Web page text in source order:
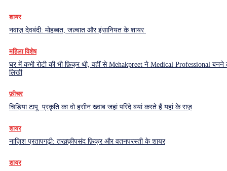
शायर
नवाज़ देवबंदी: मोहब्बत, जज़्बात और इंसानियत के शायर
महिला विशेष
घर में कभी रोटी की भी फ़िक्र थी, वहीं से Mehakpreet ने Medical Professional बनने
लिखी
फ़ीचर
चिड़िया टापू: प्रकृति का वो हसीन ख्वाब जहां परिंदे बयां करते हैं यहां के राज़
शायर
नाज़िश प्रतापगढ़ी: तरक़्क़ीपसंद फ़िक्र और वतनपरस्ती के शायर
शायर